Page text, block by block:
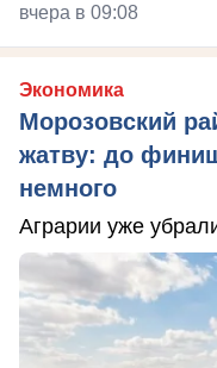
вчера в 09:08
Экономика
Морозовский
жатву: до
немного
Аграрии уже